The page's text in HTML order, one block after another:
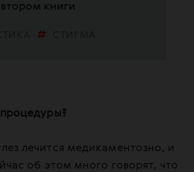
книги
лечится медикаментозно, и
об этом много говорят, что